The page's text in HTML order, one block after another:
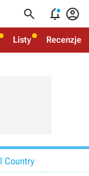
  
Listy Recenzje
Country